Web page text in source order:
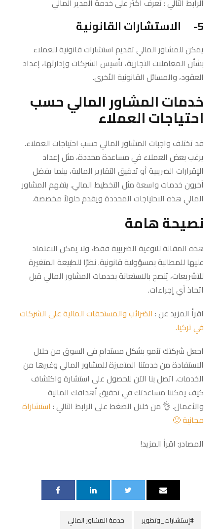
الرابط التالي : تعرف اكثر على خدمة المدير المالي
5- الاستشارات القانونية
يمكن للمشاور المالي تقديم استشارات قانونية للعملاء
بشأن المعاملات التجارية، تأسيس الشركات وإدارتها، إعداد
العقود، والمسائل القانونية الأخرى.
خدمات المشاور المالي حسب
احتياجات العملاء
قد تختلف واجبات المشاور المالي حسب احتياجات العملاء.
يرغب بعض العملاء في مساعدة محددة، مثل إعداد
الإقرارات الضريبية أو تدقيق التقارير المالية، بينما يفضل
آخرون خدمات واسعة مثل التخطيط المالي. يتفهم المشاور
المالي هذه الاحتياجات المحددة ويقدم حلولاً مخصصة.
نصيحة هامة
هذه المقالة للتوعية الضريبية فقط، ولا يمكن الاعتماد
عليها للمطالبة بمسؤولية قانونية. نظرًا للطبيعة المتغيرة
للتشريعات، يُنصح بالاستعانة بخدمات المشاور المالي قبل
اتخاذ أي إجراءات.
اقرأ المزيد عن : الضرائب والمستحقات المالية على الشركات
في تركيا.
اجعل شركتك تنمو بشكل مستدام في السوق من خلال
الاستفادة من خدمتنا المتميزة للمشاور المالي وغيرها من
الخدمات. اتصل بنا الآن للحصول على استشارة واكتشاف
كيف يمكننا مساعدتك في تحقيق أهدافك المالية
والأعمال. 👌 من خلال الضغط على الرابط التالي : استشاراة
مجانية 🙂
المصادر: اقرأ المزيد!
#إستشارات_وتطوير خدمة المشاور المالي